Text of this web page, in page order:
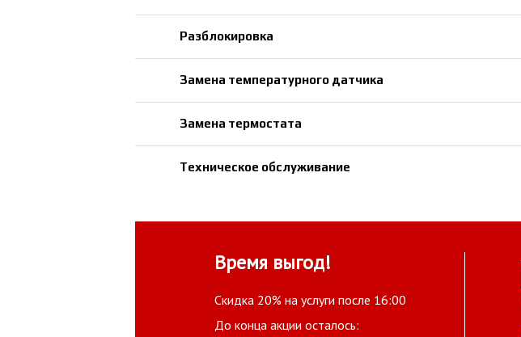
Разблокировка
Замена температурного датчика
Замена термостата
Техническое обслуживание
Время выгод!
Скидка 20% на услуги после 16:00
До конца акции осталось: